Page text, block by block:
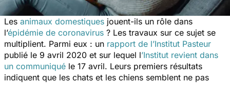
Les animaux domestiques jouent-ils un rôle dans
l’épidémie de coronavirus ? Les travaux sur ce sujet se
multiplient. Parmi eux : un rapport de l’Institut Pasteur
publié le 9 avril 2020 et sur lequel l’Institut revient dans
un communiqué le 17 avril. Leurs premiers résultats
indiquent que les chats et les chiens semblent ne pas